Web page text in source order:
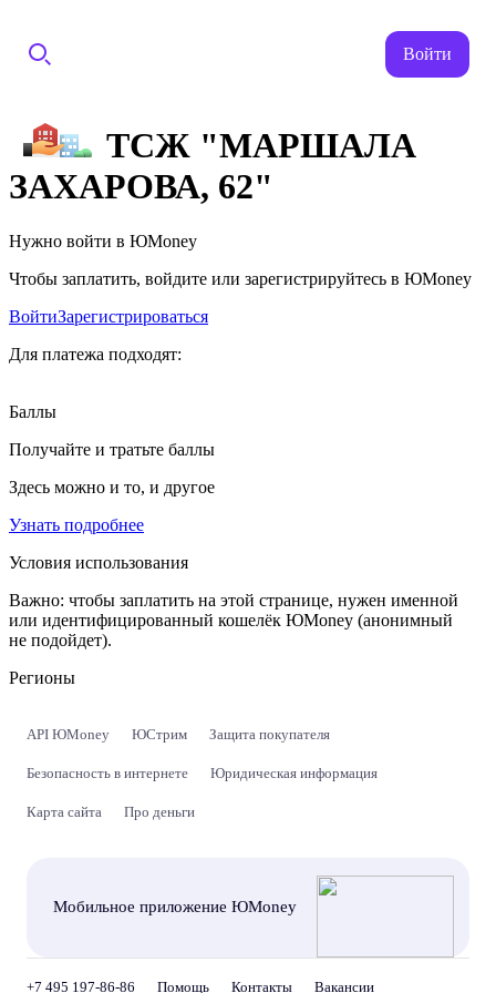
Войти
ТСЖ "МАРШАЛА
ЗАХАРОВА, 62"
Нужно войти в ЮMoney
Чтобы заплатить, войдите или зарегистрируйтесь в ЮMoney
ВойтиЗарегистрироваться
Для платежа подходят:
Баллы
Получайте и тратьте баллы
Здесь можно и то, и другое
Узнать подробнее
Условия использования
Важно: чтобы заплатить на этой странице, нужен именной
или идентифицированный кошелёк ЮMoney (анонимный
не подойдет).
Регионы
API ЮMoney ЮСтрим Защита покупателя
Безопасность в интернете Юридическая информация
Карта сайта Про деньги
Мобильное приложение ЮMoney
+7 495 197-86-86 Помощь Контакты Вакансии